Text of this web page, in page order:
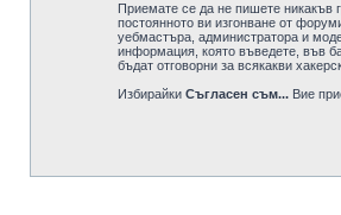
Приемате се да не пишете никакъв
постоянното ви изгонване от
уебмастъра, администратора и
информация, която въведете, във
бъдат отговорни за всякакви
Избирайки Съгласен съм...Вие